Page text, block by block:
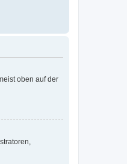
oben auf der